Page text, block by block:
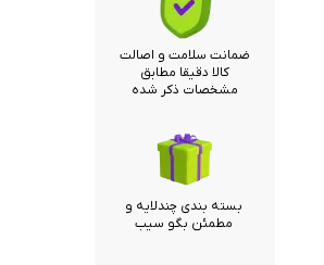
ضمانت سلامت و اصالت
کالا دقیقا مطابق
مشخصات ذکر شده
بسته بندی چندلایه و
مطمئن بگو سیب